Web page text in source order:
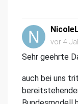
vor 4
Sehr geehrte
auch bei uns